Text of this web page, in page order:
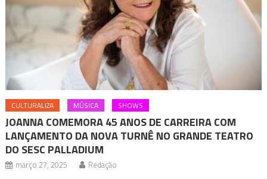
CULTURALIZA MÚSICA SHOWS
JOANNA COMEMORA 45 ANOS DE CARREIRA COM
LANÇAMENTO DA NOVA TURNÊ NO GRANDE TEATRO
DO SESC PALLADIUM
março 27, 2025 Redação